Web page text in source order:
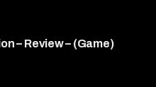
– Review – (Game)